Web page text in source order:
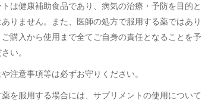
トは健康補助食品であり、病気の治療・予防を目的と
りません。また、医師の処方で服用する薬ではあり
ご購入から使用まで全てご自身の責任となることを予
い。
や注意事項等は必ずお守りください。
薬を服用する場合には、サプリメントの使用について